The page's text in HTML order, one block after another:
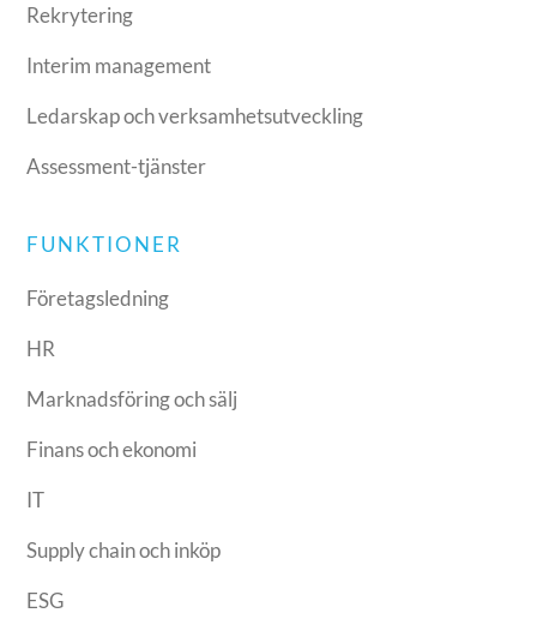
Rekrytering
Interim management
Ledarskap och verksamhetsutveckling
Assessment-tjänster
FUNKTIONER
Företagsledning
HR
Marknadsföring och sälj
Finans och ekonomi
IT
Supply chain och inköp
ESG